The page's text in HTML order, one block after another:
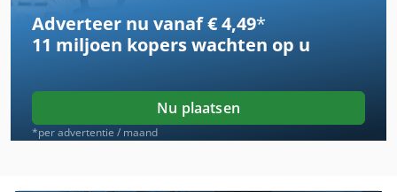
Case Ih Cvx 1190
Case Ih Cvx 1195
Case Ih Cvx 130
Case Ih Cvx 170
Adverteer nu vanaf € 4,49*
11 miljoen koperswachten op u
Nu plaatsen
*per advertentie / maand